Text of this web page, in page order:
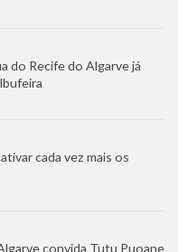
do Recife do Algarve já
cada vez mais os
convida Tutu Puoane